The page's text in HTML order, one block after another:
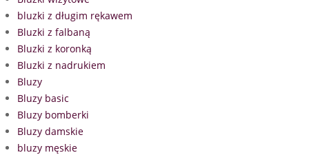
bluzki z długim rękawem
Bluzki z falbaną
Bluzki z koronką
Bluzki z nadrukiem
Bluzy
Bluzy basic
Bluzy bomberki
Bluzy damskie
bluzy męskie